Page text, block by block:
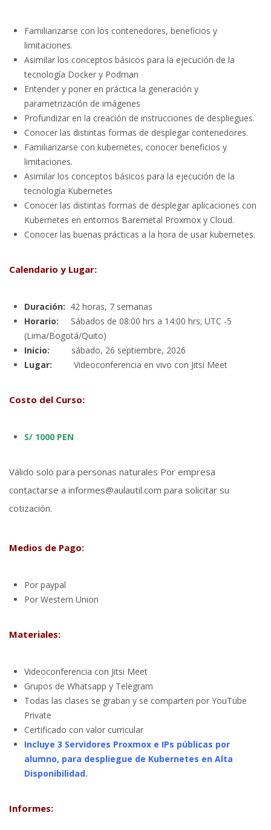
Familiarizarse con los contenedores, beneficios y
limitaciones.
Asimilar los conceptos básicos para la ejecución de la
tecnología Docker y Podman
Entender y poner en práctica la generación y
parametrización de imágenes
Profundizar en la creación de instrucciones de despliegues.
Conocer las distintas formas de desplegar contenedores.
Familiarizarse con kubernetes, conocer beneficios y
limitaciones.
Asimilar los conceptos básicos para la ejecución de la
tecnología Kubernetes
Conocer las distintas formas de desplegar aplicaciones con
Kubernetes en entornos Baremetal Proxmox y Cloud.
Conocer las buenas prácticas a la hora de usar kubernetes.
Calendario y Lugar:
Duración: 42 horas, 7 semanas
Horario:
Sábados de 08:00 hrs a 14:00 hrs; UTC -5
(Lima/Bogotá/Quito)
Inicio: sábado, 26 septiembre, 2026
Lugar: Videoconferencia en vivo con Jitsi Meet
Costo del Curso:
S/ 1000 PEN
Válido solo para personas naturales Por empresa
contactarse a informes@aulautil.com para solicitar su
cotización.
Medios de Pago:
Por paypal
Por Western Union
Materiales:
Videoconferencia con Jitsi Meet
Grupos de Whatsapp y Telegram
Todas las clases se graban y se comparten por YouTube
Private
Certificado con valor curricular
Incluye 3 Servidores Proxmox e IPs públicas por
alumno, para despliegue de Kubernetes en Alta
Disponibilidad.
Informes: